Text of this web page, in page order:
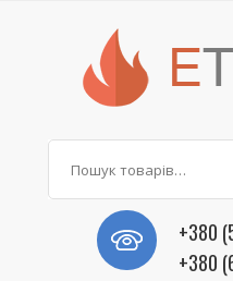
+380
+380